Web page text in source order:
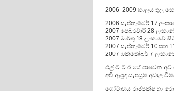
2006 -2009 කාලය තුල
2006 සැප්තැම්බර් 17
2007 පෙබරවාරි 28
2007 මාර්තු 18
2007 සැප්තැම්බර් 10
2007 ඔක්තෝබර් 7
එල් ටී ටී ඊ යේ පාවෙන
අවි ආයුද සැපයුම අඩාල
ගෝටාභය රාජපක්ෂ හා